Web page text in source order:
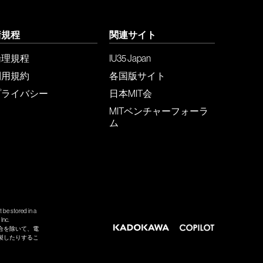
程
規程
規約
イバシー
関連サイト
IU35 Japan
各国版サイト
日本MIT会
MITベンチャーフォーラ
ム
be stored in a
を除いて、電
したりするこ